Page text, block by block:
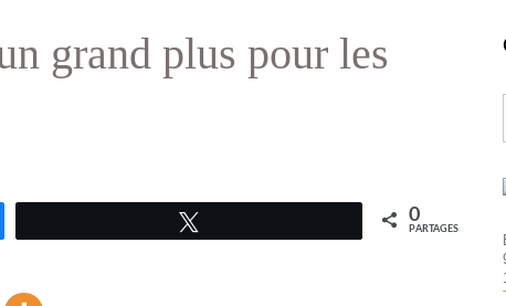
grand plus pour les
0
PARTAGES